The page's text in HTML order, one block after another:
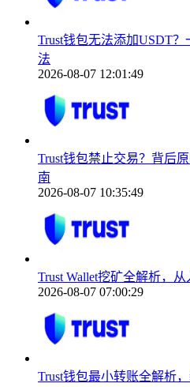
Trust钱包无法添加USDT
法
2026-08-07 12:01:49
Trust钱包禁止交易？背后
南
2026-08-07 10:35:49
Trust Wallet挖矿全解析，
2026-08-07 07:00:29
Trust钱包最小转账全解析